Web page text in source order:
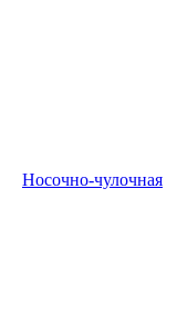
Носочно-чулочная